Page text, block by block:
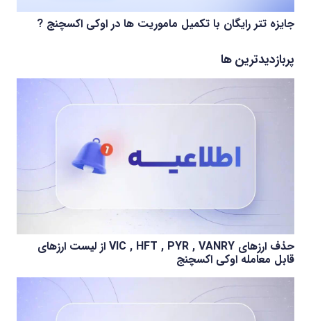
جایزه تتر رایگان با تکمیل ماموریت ها در اوکی اکسچنج ?
پربازدیدترین ها
حذف ارزهای VIC , HFT , PYR , VANRY از لیست ارزهای
قابل معامله اوکی اکسچنج